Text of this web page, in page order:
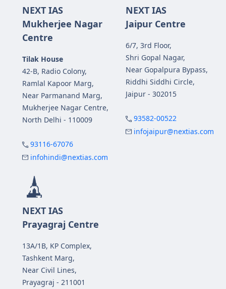
NEXT IAS
Mukherjee Nagar
Centre
Tilak House
42-B, Radio Colony,
Ramlal Kapoor Marg,
Near Parmanand Marg,
Mukherjee Nagar Centre,
North Delhi - 110009
93116-67076
infohindi@nextias.com
NEXT IAS
Jaipur Centre
6/7, 3rd Floor,
Shri Gopal Nagar,
Near Gopalpura Bypass,
Riddhi Siddhi Circle,
Jaipur - 302015
93582-00522
infojaipur@nextias.com
NEXT IAS
Prayagraj Centre
13A/1B, KP Complex,
Tashkent Marg,
Near Civil Lines,
Prayagraj - 211001